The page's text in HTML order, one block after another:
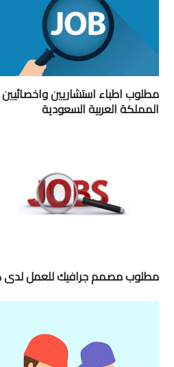
مطلوب اطباء استشاريين
المملكة العربية السعودية
مطلوب مصمم جرافيك للعمل لدى